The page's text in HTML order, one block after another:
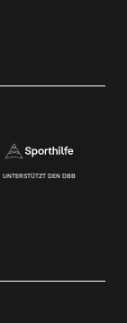
UNTERSTÜTZT DEN DBB